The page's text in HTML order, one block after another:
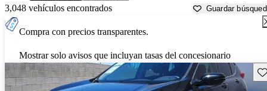
3,048 vehículos encontrados Guardar
Compra con precios transparentes.
Mostrar solo avisos que incluyan tasas del concesionario